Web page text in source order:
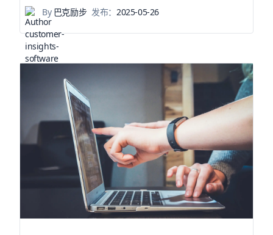
By巴克励步 发布： 2025-05-26